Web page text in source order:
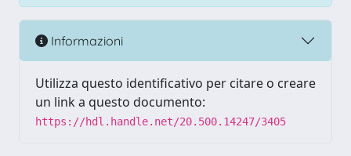
Informazioni
Utilizza questo identificativo per citare o creare
un link a questo documento:
https://hdl.handle.net/20.500.14247/3405